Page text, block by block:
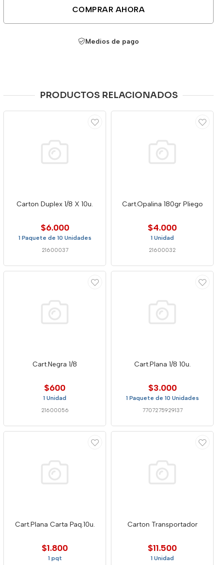
COMPRAR AHORA
Medios de pago
PRODUCTOS RELACIONADOS
Carton Duplex 1/8 X 10u.
$6.000
1 Paquete de 10 Unidades
21600037
Cart.Opalina 180gr Pliego
$4.000
1 Unidad
21600032
Cart.Negra 1/8
$600
1 Unidad
21600056
Cart.Plana 1/8 10u.
$3.000
1 Paquete de 10 Unidades
7707275929137
Cart.Plana Carta Paq.10u.
$1.800
1 pqt
Carton Transportador
$11.500
1 Unidad